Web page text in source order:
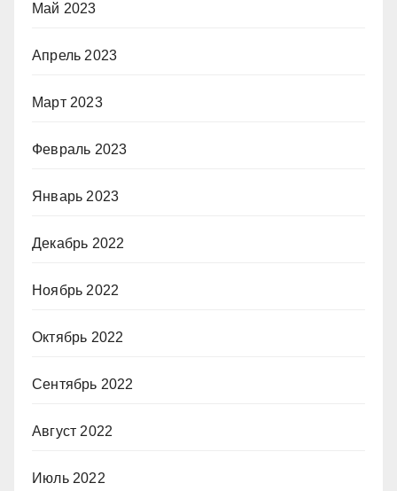
Май 2023
Апрель 2023
Март 2023
Февраль 2023
Январь 2023
Декабрь 2022
Ноябрь 2022
Октябрь 2022
Сентябрь 2022
Август 2022
Июль 2022